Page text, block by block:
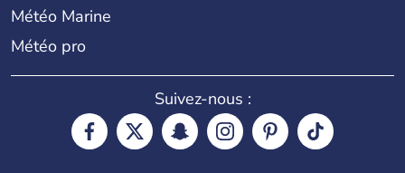
Météo Marine
Météo pro
Suivez-nous :